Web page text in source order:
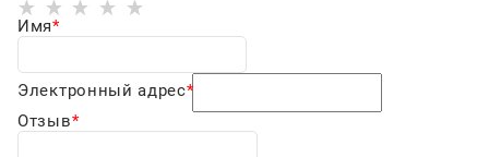
Имя
Электронный адрес
Отзыв